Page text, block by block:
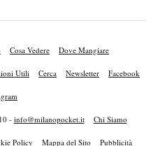
Cosa Vedere Dove Mangiare
Utili Cerca Newsletter Facebook
- info@milanopocket.it Chi Siamo
Policy Mappa del Sito Pubblicità